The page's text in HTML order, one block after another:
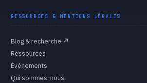
RESSOURCES & MENTIONS LÉGALES
Blog & recherche ↗
Ressources
Événements
Qui sommes-nous